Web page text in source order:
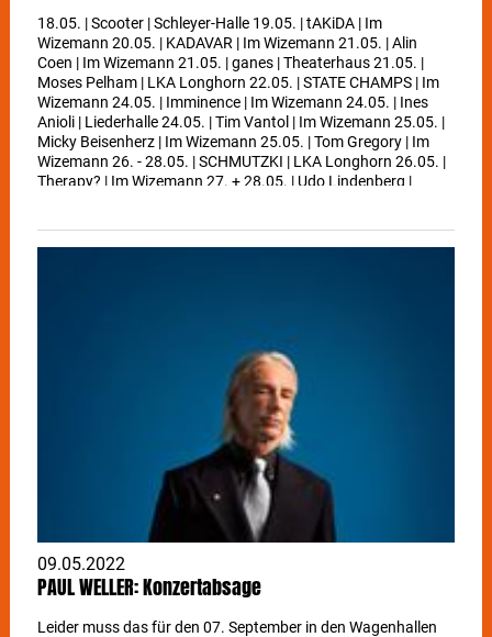
18.05. | Scooter | Schleyer-Halle 19.05. | tAKiDA | Im
Wizemann 20.05. | KADAVAR | Im Wizemann 21.05. | Alin
Coen | Im Wizemann 21.05. | ganes | Theaterhaus 21.05. |
Moses Pelham | LKA Longhorn 22.05. | STATE CHAMPS | Im
Wizemann 24.05. | Imminence | Im Wizemann 24.05. | Ines
Anioli | Liederhalle 24.05. | Tim Vantol | Im Wizemann 25.05. |
Micky Beisenherz | Im Wizemann 25.05. | Tom Gregory | Im
Wizemann 26. - 28.05. | SCHMUTZKI | LKA Longhorn 26.05. |
Therapy? | Im Wizemann 27. + 28.05. | Udo Lindenberg |
09.05.2022
PAUL WELLER: Konzertabsage
Leider muss das für den 07. September in den Wagenhallen